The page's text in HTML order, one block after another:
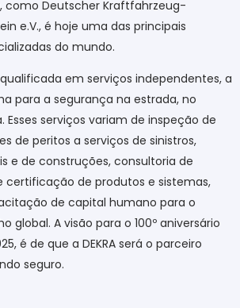
como Deutscher Kraftfahrzeug-
e.V., é hoje uma das principais
do mundo.
em serviços independentes, a
para a segurança na estrada, no
Esses serviços variam de inspeção de
de peritos a serviços de sinistros,
e de construções, consultoria de
certificação de produtos e sistemas,
de capital humano para o
global. A visão para o 100º aniversário
é de que a DEKRA será o parceiro
seguro.